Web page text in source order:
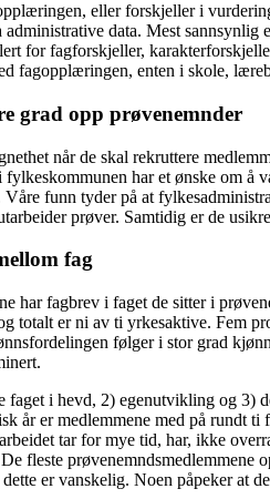
eller forskjeller i
data. Mest
for fagforskjeller,
fagopplæringen, enten i skole,
grad opp prøvenemnder
når de skal rekruttere
har et ønske om
funn tyder på at
prøver. Samtidig er de
fag
har fagbrev i faget de sitter i
totalt er ni av ti yrkesaktive. Fem
følger i stor grad
i hevd, 2) egenutvikling og 3)
år er medlemmene med på rundt
tar for mye tid, har, ikke
fleste
er vanskelig. Noen påpeker at